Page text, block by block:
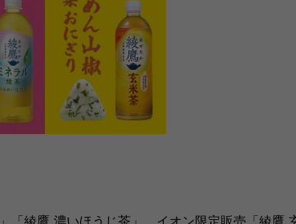
綾鷹 濃いほうじ茶」、イオン限定販売「綾鷹